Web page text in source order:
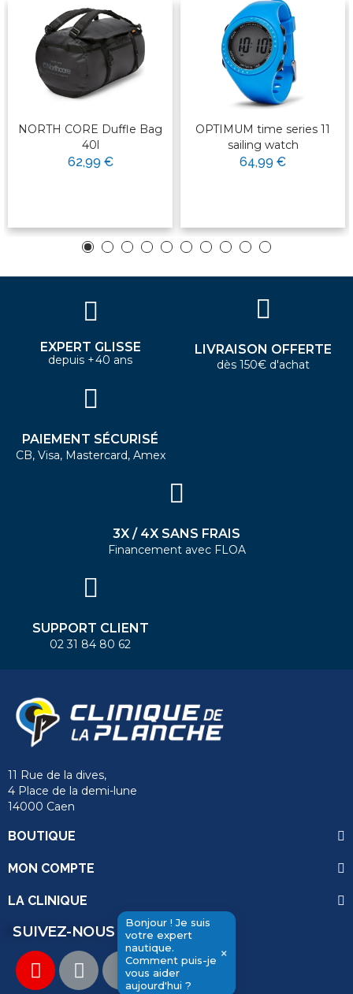
NORTH CORE Duffle Bag
40l
62,99 €
OPTIMUM time series 11
sailing watch
64,99 €
Bonjour ! Je suis
votre expert
nautique.
Comment puis-je
vous aider
aujourd'hui ?
×
EXPERT GLISSE
depuis +40 ans
LIVRAISON OFFERTE
dès 150€ d'achat
PAIEMENT SÉCURISÉ
CB, Visa, Mastercard, Amex
3X / 4X SANS FRAIS
Financement avec FLOA
SUPPORT CLIENT
02 31 84 80 62
11 Rue de la dives,
4 Place de la demi-lune
14000 Caen
BOUTIQUE
MON COMPTE
LA CLINIQUE
SUIVEZ-NOUS